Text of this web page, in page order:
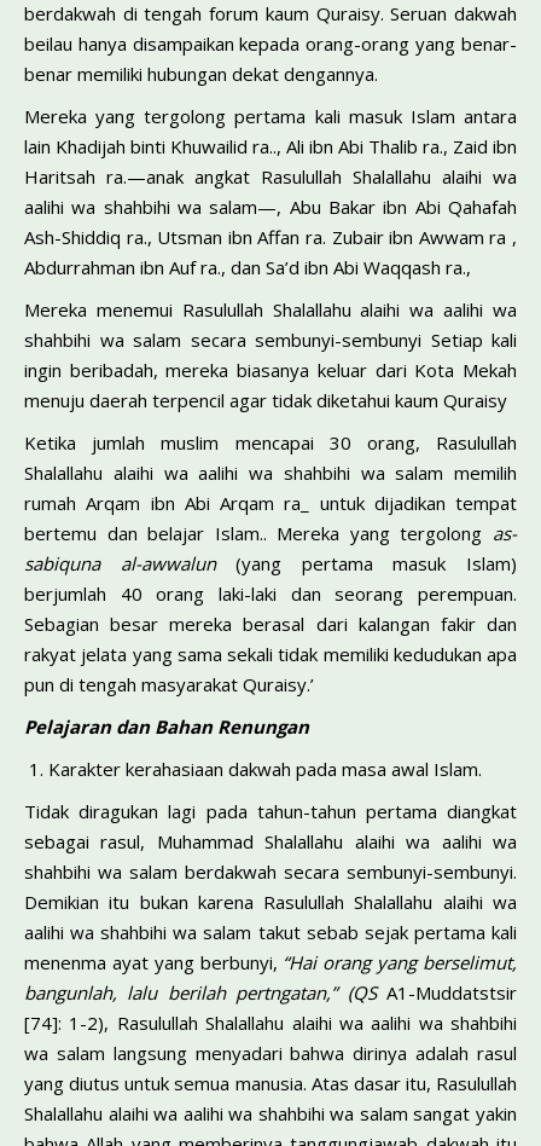
berdakwah di tengah forum kaum Quraisy. Seruan dakwah
beilau hanya disampaikan kepada orang-orang yang benar-
benar memiliki hubungan dekat dengannya.
Mereka yang tergolong pertama kali masuk Islam antara
lain Khadijah binti Khuwailid ra.., Ali ibn Abi Thalib ra., Zaid ibn
Haritsah ra.—anak angkat Rasulullah Shalallahu alaihi wa
aalihi wa shahbihi wa salam—, Abu Bakar ibn Abi Qahafah
Ash-Shiddiq ra., Utsman ibn Affan ra. Zubair ibn Awwam ra ,
Abdurrahman ibn Auf ra., dan Sa’d ibn Abi Waqqash ra.,
Mereka menemui Rasulullah Shalallahu alaihi wa aalihi wa
shahbihi wa salam secara sembunyi-sembunyi Setiap kali
ingin beribadah, mereka biasanya keluar dari Kota Mekah
menuju daerah terpencil agar tidak diketahui kaum Quraisy
Ketika jumlah muslim mencapai 30 orang, Rasulullah
Shalallahu alaihi wa aalihi wa shahbihi wa salam memilih
rumah Arqam ibn Abi Arqam ra_ untuk dijadikan tempat
bertemu dan belajar Islam.. Mereka yang tergolong as-
sabiquna al-awwalun(yang pertama masuk Islam)
berjumlah 40 orang laki-laki dan seorang perempuan.
Sebagian besar mereka berasal dari kalangan fakir dan
rakyat jelata yang sama sekali tidak memiliki kedudukan apa
pun di tengah masyarakat Quraisy.’
Pelajaran dan Bahan Renungan
Karakter kerahasiaan dakwah pada masa awal Islam.
Tidak diragukan lagi pada tahun-tahun pertama diangkat
sebagai rasul, Muhammad Shalallahu alaihi wa aalihi wa
shahbihi wa salam berdakwah secara sembunyi-sembunyi.
Demikian itu bukan karena Rasulullah Shalallahu alaihi wa
aalihi wa shahbihi wa salam takut sebab sejak pertama kali
menenma ayat yang berbunyi, “Hai orang yang berselimut,
bangunlah, lalu berilah pertngatan,” (QS A1-Muddatstsir
[74]: 1-2), Rasulullah Shalallahu alaihi wa aalihi wa shahbihi
wa salam langsung menyadari bahwa dirinya adalah rasul
yang diutus untuk semua manusia. Atas dasar itu, Rasulullah
Shalallahu alaihi wa aalihi wa shahbihi wa salam sangat yakin